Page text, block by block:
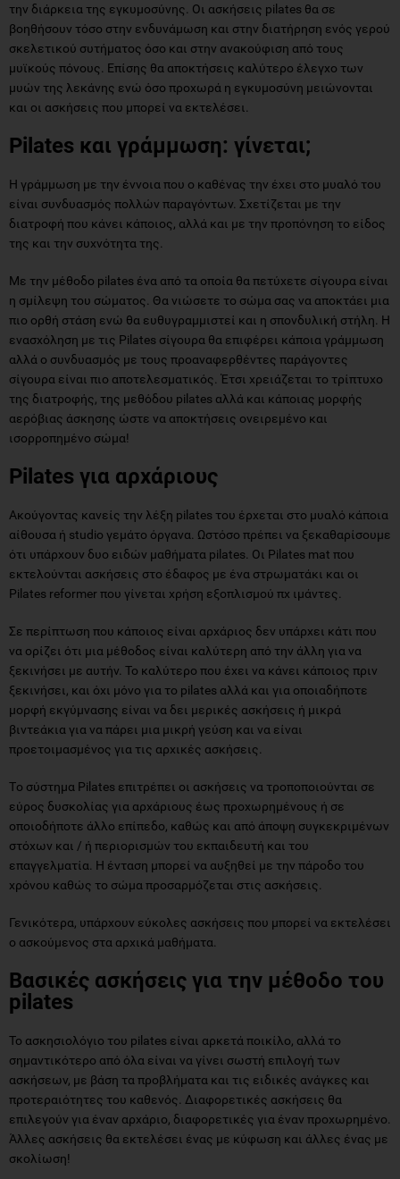
την διάρκεια της εγκυμοσύνης. Οι ασκήσεις pilates θα σε
βοηθήσουν τόσο στην ενδυνάμωση και στην διατήρηση ενός γερού
σκελετικού συτήματος όσο και στην ανακούφιση από τους
μυϊκούς πόνους. Επίσης θα αποκτήσεις καλύτερο έλεγχο των
μυών της λεκάνης ενώ όσο προχωρά η εγκυμοσύνη μειώνονται
και οι ασκήσεις που μπορεί να εκτελέσει.
Pilates και γράμμωση: γίνεται;
Η γράμμωση με την έννοια που ο καθένας την έχει στο μυαλό του
είναι συνδυασμός πολλών παραγόντων. Σχετίζεται με την
διατροφή που κάνει κάποιος, αλλά και με την προπόνηση το είδος
της και την συχνότητα της.
Με την μέθοδο pilates ένα από τα οποία θα πετύχετε σίγουρα είναι
η σμίλεψη του σώματος. Θα νιώσετε το σώμα σας να αποκτάει μια
πιο ορθή στάση ενώ θα ευθυγραμμιστεί και η σπονδυλική στήλη. Η
ενασχόληση με τις Pilates σίγουρα θα επιφέρει κάποια γράμμωση
αλλά ο συνδυασμός με τους προαναφερθέντες παράγοντες
σίγουρα είναι πιο αποτελεσματικός. Έτσι χρειάζεται το τρίπτυχο
της διατροφής, της μεθόδου pilates αλλά και κάποιας μορφής
αερόβιας άσκησης ώστε να αποκτήσεις ονειρεμένο και
ισορροπημένο σώμα!
Pilates για αρχάριους
Ακούγοντας κανείς την λέξη pilates του έρχεται στο μυαλό κάποια
αίθουσα ή studio γεμάτο όργανα. Ωστόσο πρέπει να ξεκαθαρίσουμε
ότι υπάρχουν δυο ειδών μαθήματα pilates. Οι Pilates mat που
εκτελούνται ασκήσεις στο έδαφος με ένα στρωματάκι και οι
Pilates reformer που γίνεται χρήση εξοπλισμού πχ ιμάντες.
Σε περίπτωση που κάποιος είναι αρχάριος δεν υπάρχει κάτι που
να ορίζει ότι μια μέθοδος είναι καλύτερη από την άλλη για να
ξεκινήσει με αυτήν. Το καλύτερο που έχει να κάνει κάποιος πριν
ξεκινήσει, και όχι μόνο για το pilates αλλά και για οποιαδήποτε
μορφή εκγύμνασης είναι να δει μερικές ασκήσεις ή μικρά
βιντεάκια για να πάρει μια μικρή γεύση και να είναι
προετοιμασμένος για τις αρχικές ασκήσεις.
Tο σύστημα Pilates επιτρέπει οι ασκήσεις να τροποποιούνται σε
εύρος δυσκολίας για αρχάριους έως προχωρημένους ή σε
οποιοδήποτε άλλο επίπεδο, καθώς και από άποψη συγκεκριμένων
στόχων και / ή περιορισμών του εκπαιδευτή και του
επαγγελματία. Η ένταση μπορεί να αυξηθεί με την πάροδο του
χρόνου καθώς το σώμα προσαρμόζεται στις ασκήσεις.
Γενικότερα, υπάρχουν εύκολες ασκήσεις που μπορεί να εκτελέσει
ο ασκούμενος στα αρχικά μαθήματα.
Βασικές ασκήσεις για την μέθοδο του
pilates
Το ασκησιολόγιο του pilates είναι αρκετά ποικίλο, αλλά το
σημαντικότερο από όλα είναι να γίνει σωστή επιλογή των
ασκήσεων, με βάση τα προβλήματα και τις ειδικές ανάγκες και
προτεραιότητες του καθενός. Διαφορετικές ασκήσεις θα
επιλεγούν για έναν αρχάριο, διαφορετικές για έναν προχωρημένο.
Άλλες ασκήσεις θα εκτελέσει ένας με κύφωση και άλλες ένας με
σκολίωση!